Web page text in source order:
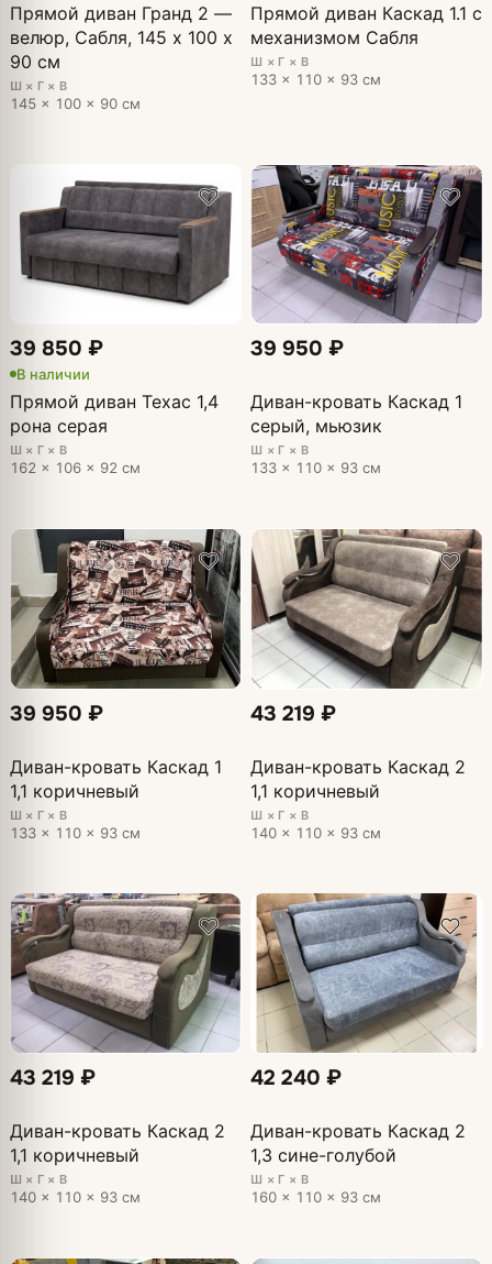
Прямой диван Гранд 2 —
велюр, Сабля, 145 х 100 х
90 см
Ш × Г × В
145 × 100 × 90 см
Прямой диван Каскад 1.1 с
механизмом Сабля
Ш × Г × В
133 × 110 × 93 см
39 850 ₽
В наличии
Прямой диван Техас 1,4
рона серая
Ш × Г × В
162 × 106 × 92 см
39 950 ₽
Диван-кровать Каскад 1
серый, мьюзик
Ш × Г × В
133 × 110 × 93 см
39 950 ₽
Диван-кровать Каскад 1
1,1 коричневый
Ш × Г × В
133 × 110 × 93 см
43 219 ₽
Диван-кровать Каскад 2
1,1 коричневый
Ш × Г × В
140 × 110 × 93 см
43 219 ₽
Диван-кровать Каскад 2
1,1 коричневый
Ш × Г × В
140 × 110 × 93 см
42 240 ₽
Диван-кровать Каскад 2
1,3 сине-голубой
Ш × Г × В
160 × 110 × 93 см